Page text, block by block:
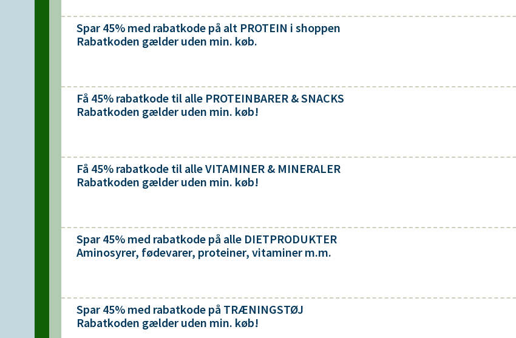
Spar 45% med rabatkode på alt PROTEIN i shoppen
Rabatkoden gælder uden min. køb.
Få 45% rabatkode til alle PROTEINBARER & SNACKS
Rabatkoden gælder uden min. køb!
Få 45% rabatkode til alle VITAMINER & MINERALER
Rabatkoden gælder uden min. køb!
Spar 45% med rabatkode på alle DIETPRODUKTER
Aminosyrer, fødevarer, proteiner, vitaminer m.m.
Spar 45% med rabatkode på TRÆNINGSTØJ
Rabatkoden gælder uden min. køb!